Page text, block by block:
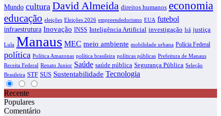
Mundo cultura David Almeida direitos humanos economia
educação eleições Eleições 2026 empreendedorismo EUA futebol
infraestrutura Inovação INSS Inteligência Artificial investigação Irã justiça
Lula Manaus MEC meio ambiente mobilidade urbana Polícia Federal
política Política Amazonas política brasileira políticas públicas Prefeitura de Manaus
Receita Federal Renato Junior Saúde saúde pública Segurança Pública Seleção
Brasileira STF SUS Sustentabilidade Tecnologia
Recente
Populares
Comentário